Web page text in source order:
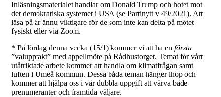
Inläsningsmaterialet handlar om Donald Trump och hotet mot
det demokratiska systemet i USA (se Partinytt v 49/2021). Att
läsa på är ännu viktigare för de som inte kan delta på mötet
fysiskt eller via Zoom.
* På lördag denna vecka (15/1) kommer vi att ha en första
”valupptakt” med appellmöte på Rådhustorget. Temat för vårt
utåtriktade arbete kommer att handla om klimatfrågan samt
luften i Umeå kommun. Dessa båda teman hänger ihop och
kommer att hjälpa oss i vår dubbla uppgift att värva både
prenumeranter och framtida väljare.